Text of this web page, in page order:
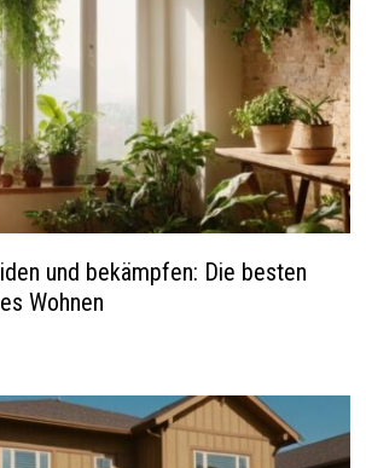
und bekämpfen: Die besten
Wohnen